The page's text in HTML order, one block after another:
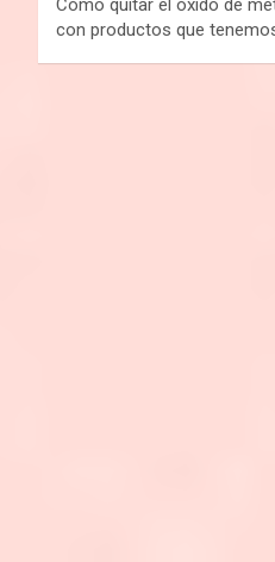
Cómo quitar el óxido de
con productos que